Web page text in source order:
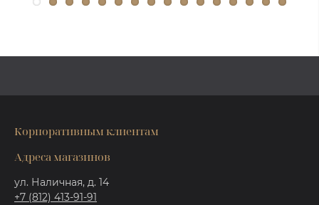
Корпоративным клиентам
Адреса магазинов
ул. Наличная, д. 14
+7 (812) 413-91-91